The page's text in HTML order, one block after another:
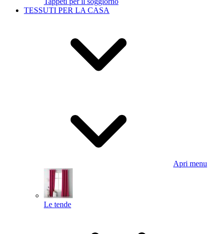
TESSUTI PER LA CASA
Apri menu
Le tende